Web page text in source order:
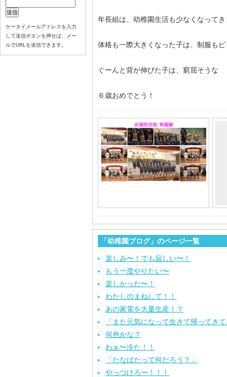
年長組は、幼稚園生活も少なくなって
体格も一際大きくなった子は、制服も
ぐーんと背が伸びた子は、窮屈そうな
６歳おめでとう！
「幼稚園ブログ」のページ一覧
楽しみ〜！でも寂しい〜！
もう一度やりたい〜
楽しかった〜！
わたしのまねして！！
あの家電を大量生産！？
「また元気になって生きて帰ってき
何色かな？
わぁ〜冷た！！
「たなばたって何だろう？」
やっつけろー！！！
ケータイメールアドレスを入力
して送信ボタンを押せば、メー
ルでURLを送信できます。